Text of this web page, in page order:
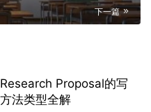
下一篇
Proposal的写
法类型全解